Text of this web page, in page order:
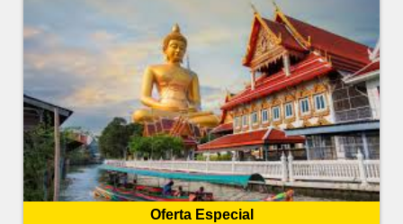
Oferta Especial